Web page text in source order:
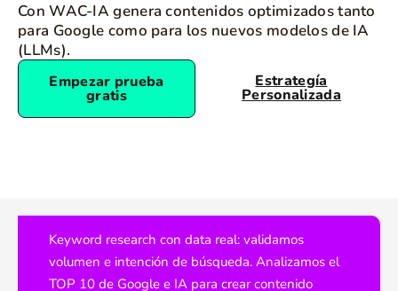
Con WAC-IA genera contenidos optimizados tanto
para Google como para los nuevos modelos de IA
(LLMs).
Empezar prueba
gratis
Estrategía
Personalizada
Keyword research con data real: validamos
volumen e intención de búsqueda. Analizamos el
TOP 10 de Google e IA para crear contenido